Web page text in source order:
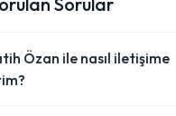
Özan ile nasıl iletişime